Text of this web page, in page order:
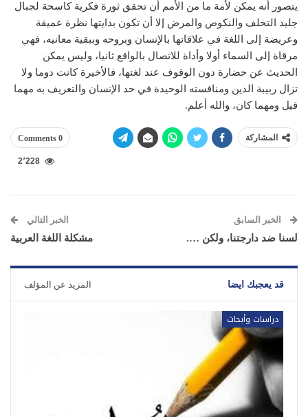
يتصور أنه يمكن لأمة ما من الأمم أن تحقق ثورة فكرية كاسحة لجبال
جليد التخلف والنكوص والمرض إلا أن تكون بدايتها نظرة عميقة
وعريضة إلى اللغة في علاقاتها بالإنسان وبروحه وببقية معانيه، فهي
مرقاة إلى السماء أولا وأداة للاتصال بالواقع ثانيا، وليس يمكن
الحديث عن حضارة دون الوقوف عند لغتها، فالأخيرة كانت دوما ولا
تزال ربيبة الدين ومنافسته الوحيدة في حد الإنسان والتعريف به مهما
قيل ومهما كان، والله أعلم.
المشاركة 0 Comments
2٬228
الخبر السابق
لسنا ضد دارجتنا، ولكن ….
الخبر التالي
مشكلة اللغة العربية
قد يعجبك ايضا المزيد عن المؤلف
دراسات وأبحاث